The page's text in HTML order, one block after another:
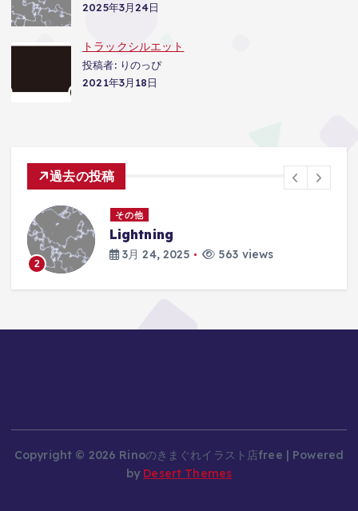
2025年3月24日
トラックシルエット
投稿者: りのっぴ
2021年3月18日
過去の投稿
2
その他
Lightning
3月 24, 2025 563 views
Copyright © 2026 Rinoのきまぐれイラスト店free | Powered
by Desert Themes